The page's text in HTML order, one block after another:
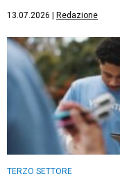
13.07.2026 Redazione
TERZO SETTORE